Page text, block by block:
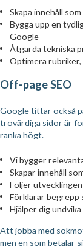
Skapa innehåll
Bygga upp en
Google
Åtgärda tekniska
Optimera rubriker,
Off-page SEO
Google tittar också
trovärdiga sidor är
ranka högt.
Vi bygger
Skapar innehåll
Följer
Förklarar
Hjälper dig
Att jobba med
men en som betalar